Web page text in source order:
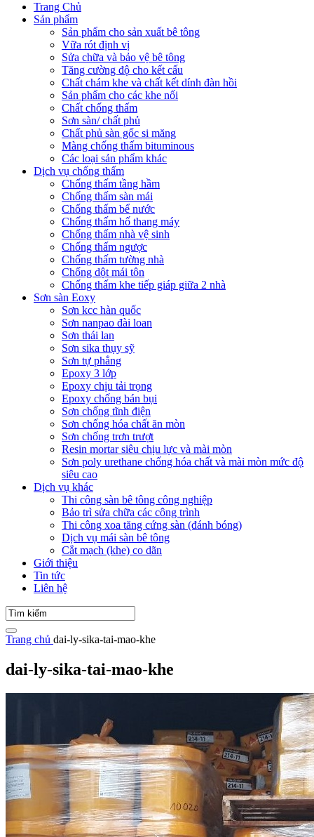
Trang Chủ
Sản phẩm
Sản phẩm cho sản xuất bê tông
Vữa rót định vị
Sửa chữa và bảo vệ bê tông
Tăng cường độ cho kết cấu
Chất chám khe và chất kết dính đàn hồi
Sản phẩm cho các khe nối
Chất chống thấm
Sơn sàn/ chất phủ
Chất phủ sàn gốc si măng
Màng chống thấm bituminous
Các loại sản phẩm khác
Dịch vụ chống thấm
Chống thấm tầng hầm
Chống thấm sàn mái
Chống thấm bể nước
Chống thấm hố thang máy
Chống thấm nhà vệ sinh
Chống thấm ngược
Chống thấm tường nhà
Chống dột mái tôn
Chống thấm khe tiếp giáp giữa 2 nhà
Sơn sàn Eoxy
Sơn kcc hàn quốc
Sơn nanpao đài loan
Sơn thái lan
Sơn sika thụy sỹ
Sơn tự phẳng
Epoxy 3 lớp
Epoxy chịu tải trọng
Epoxy chống bán bụi
Sơn chống tĩnh điện
Sơn chống hóa chất ăn mòn
Sơn chống trơn trượt
Resin mortar siêu chịu lực và mài mòn
Sơn poly urethane chống hóa chất và mài mòn mức độ
siêu cao
Dịch vụ khác
Thi công sàn bê tông công nghiệp
Bảo trì sửa chữa các công trình
Thi công xoa tăng cứng sàn (đánh bóng)
Dịch vụ mái sàn bê tông
Cắt mạch (khe) co dãn
Giới thiệu
Tin tức
Liên hệ
Trang chủ dai-ly-sika-tai-mao-khe
dai-ly-sika-tai-mao-khe